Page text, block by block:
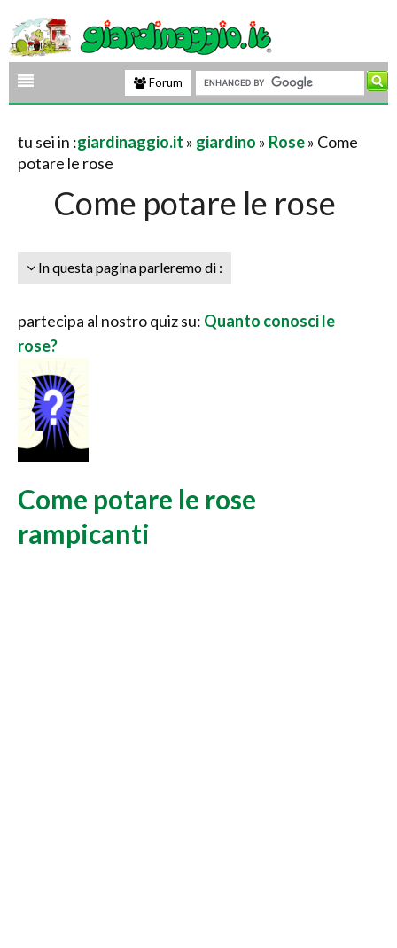
Forum
tu sei in :giardinaggio.it » giardino » Rose» Come
potare le rose
Come potare le rose
In questa pagina parleremo di :
partecipa al nostro quiz su: Quanto conosci le
rose?
Come potare le rose
rampicanti